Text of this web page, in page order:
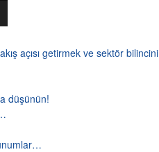
açısı getirmek ve sektör
düşünün!